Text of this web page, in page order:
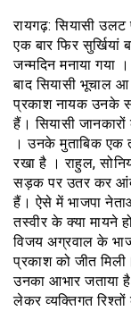
रायगढ़: सियासी उलट
एक बार फिर
जन्मदिन मनाया
बाद सियासी भूचाल
प्रकाश नायक उनके
हैं। सियासी
। उनके मुताबिक एक
रखा है । राहुल,
सड़क पर उतर कर
हैं। ऐसे में भाजपा
तस्वीर के क्या मायने
विजय अग्रवाल के
प्रकाश को जीत
उनका आभार जताया
लेकर व्यक्तिगत